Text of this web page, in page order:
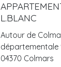
L.BLANC
Autour de
départementale
04370 Colmars